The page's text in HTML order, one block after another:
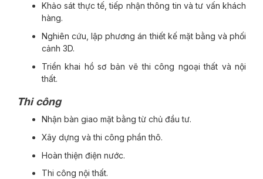
Khảo sát thực tế, tiếp nhận thông tin và tư vấn khách
hàng.
Nghiên cứu, lập phương án thiết kế mặt bằng và phối
cảnh 3D.
Triển khai hồ sơ bản vẽ thi công ngoại thất và nội
thất.
Thi công
Nhận bàn giao mặt bằng từ chủ đầu tư.
Xây dựng và thi công phần thô.
Hoàn thiện điện nước.
Thi công nội thất.